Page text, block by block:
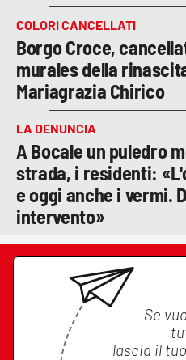
COLORI CANCELLATI
Borgo Croce,
murales della
Mariagrazia Chirico
LA DENUNCIA
A Bocale un puledro
strada, i residenti:
e oggi anche i vermi.
intervento»
Se
lascia il